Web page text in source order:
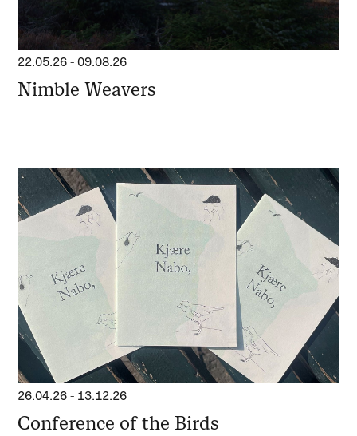
22.05.26 -09.08.26
Nimble Weavers
26.04.26 - 13.12.26
Conference of the Birds